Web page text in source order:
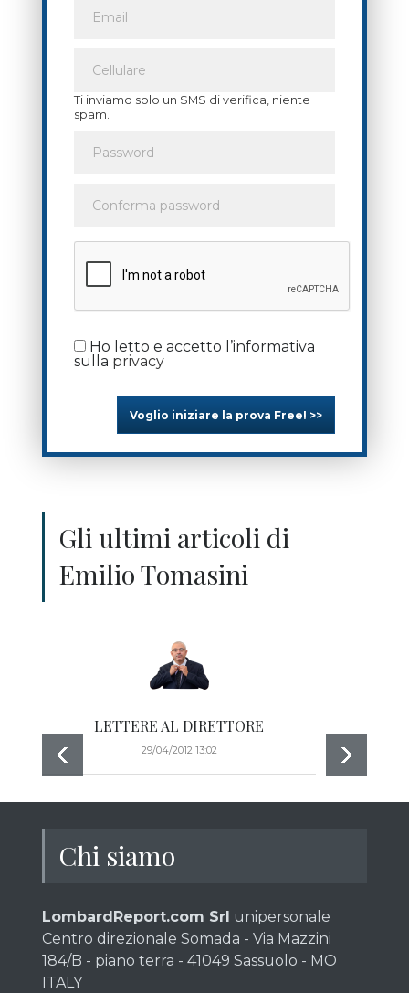
Ti inviamo solo un SMS di verifica, niente
spam.
Ho letto e accetto l’informativa
sulla privacy
Voglio iniziare la prova Free! >>
Gli ultimi articoli di
Emilio Tomasini
LETTERE AL DIRETTORE
29/04/2012 13:02
Chi siamo
LombardReport.com Srl unipersonale
Centro direzionale Somada - Via Mazzini
184/B - piano terra - 41049 Sassuolo - MO
ITALY